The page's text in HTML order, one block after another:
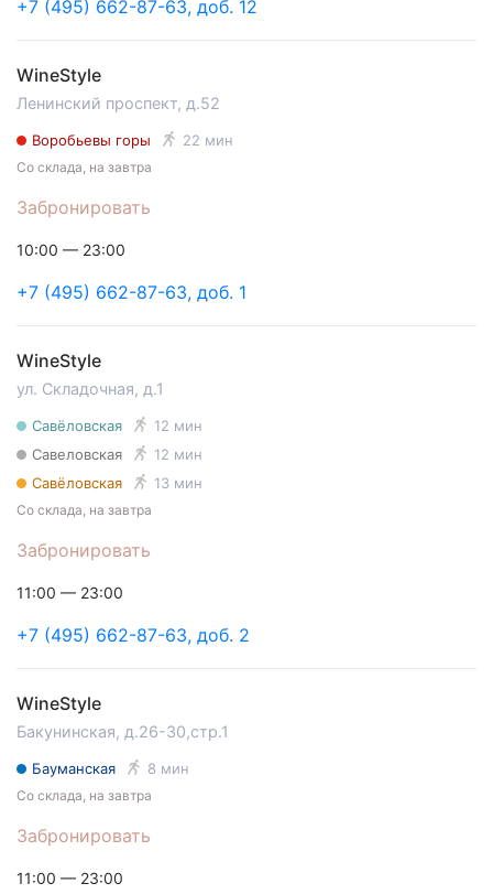
+7 (495) 662-87-63, доб. 12
WineStyle
Ленинский проспект, д.52
Воробьевы горы 22 мин
Забронировать
Со склада, на завтра
+7 (495) 662-87-63, доб. 1
10:00 — 23:00
WineStyle
ул. Складочная, д.1
Савёловская
12 мин
Савеловская
12 мин
Савёловская
13 мин
Забронировать
Со склада, на завтра
+7 (495) 662-87-63, доб. 2
11:00 — 23:00
WineStyle
Бакунинская, д.26-30,стр.1
Бауманская 8 мин
Забронировать
Со склада, на завтра
11:00 — 23:00